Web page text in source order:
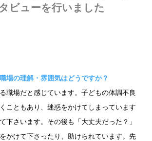
ビューを行いました
場の理解・雰囲気はどうですか？
職場だと感じています。子どもの体調不良
こともあり、迷惑をかけてしまっています
下さいます。その後も「大丈夫だった？」
かけて下さったり、助けられています。先